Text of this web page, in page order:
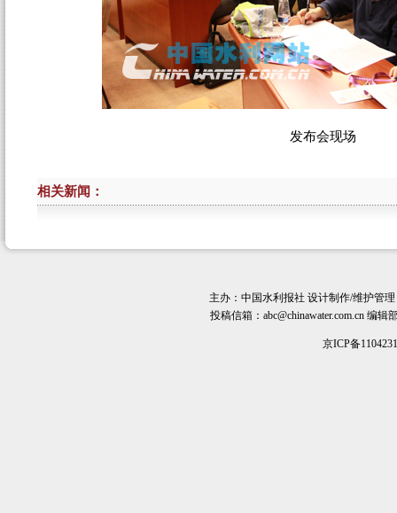
发布会现场
相关新闻：
主办： 中国水利报社 设计制作/维护管
投稿信箱：abc@chinawater.com.cn 编辑
京ICP备